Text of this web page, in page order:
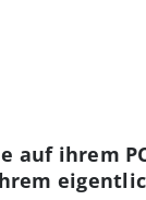
auf ihrem